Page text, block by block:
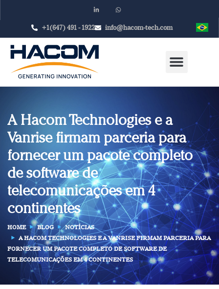
+1(647) 491 - 1922 info@hacom-tech.com
A Hacom Technologies e a
Vanrise firmam parceria para
fornecer um pacote completo
de software de
telecomunicações em 4
continentes
HOME BLOG
NOTÍCIAS
A HACOM TECHNOLOGIES E A VANRISE FIRMAM PARCERIA PARA
FORNECER UM PACOTE COMPLETO DE SOFTWARE DE
TELECOMUNICAÇÕES EM 4 CONTINENTES